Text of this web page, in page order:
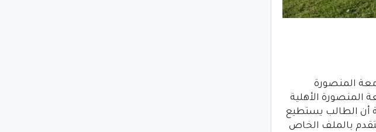
المنصورة
المنصورة الأهلية
من نفس الشهر، موضحة أن الطالب يستطيع
بالملف الخاص